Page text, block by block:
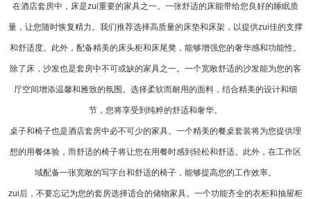
在酒店套房中，床是zui重要的家具之一。一张舒适的床能带给您良好的睡眠质
量，让您随时恢复精力。我们推荐选择高质量的床垫和床架，以提供zui佳的支撑
和舒适度。此外，配备精美的床头柜和床尾凳，能够增强您的奢华感和功能性。
除了床，沙发也是套房中不可或缺的家具之一。一个宽敞舒适的沙发能为您的客
厅空间增添温馨和雅致的氛围。选择柔软而耐用的面料，结合精美的设计和细
节，您将享受到纯粹的舒适和奢华。
桌子和椅子也是酒店套房中必不可少的家具。一个精美的餐桌套装将为您提供理
想的用餐体验，而舒适的椅子将让您在用餐时感到轻松和舒适。此外，在工作区
域配备一张宽敞的写字台和舒适的椅子，能够提高您的工作效率。
zui后，不要忘记为您的套房选择适合的储物家具。一个功能齐全的衣柜和抽屉柜